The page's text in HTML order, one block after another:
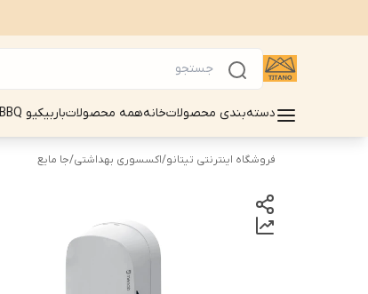
دسته‌بندی محصولاتخانههمه محصولاتباربیکیو BBQ
فروشگاه اینترنتی تیتانو/اکسسوری بهداشتی/جا مایع